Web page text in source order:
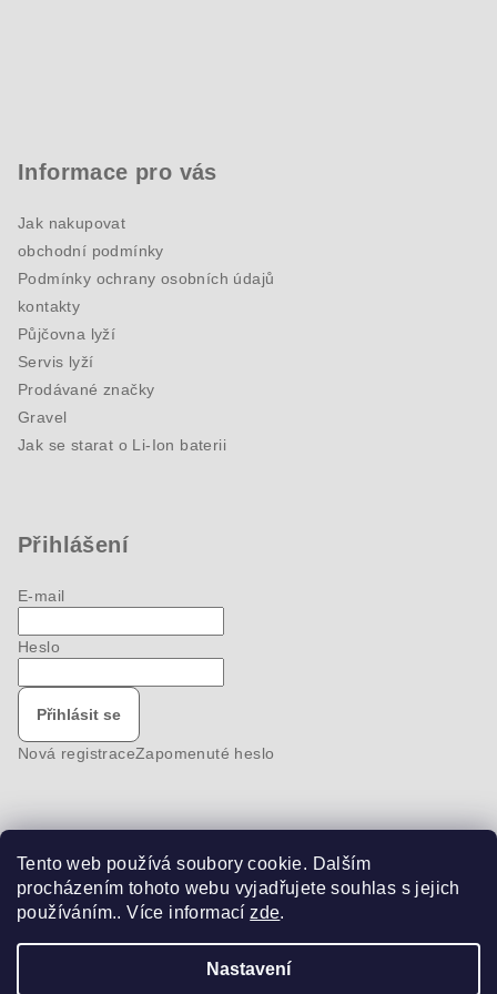
Tento web používá soubory cookie. Dalším
procházením tohoto webu vyjadřujete souhlas s jejich
používáním.. Více informacízde.
Nastavení
Informace pro vás
Jak nakupovat
obchodní podmínky
Podmínky ochrany osobních údajů
kontakty
Půjčovna lyží
Servis lyží
Prodávané značky
Gravel
Jak se starat o Li-Ion baterii
Přihlášení
E-mail
Heslo
Přihlásit se
Nová registraceZapomenuté heslo
Nákupní košík
0ks /0 Kč